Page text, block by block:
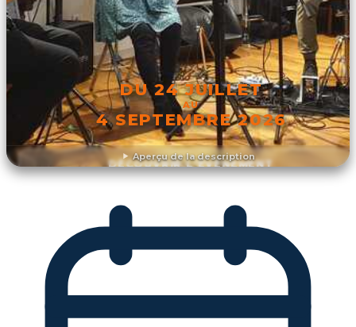
Aperçu de la description
DU 24 JUILLET
AU
4 SEPTEMBRE 2026
DÉCOUVRIR L'ÉVÉNEMENT